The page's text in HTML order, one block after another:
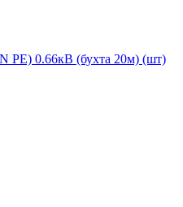
0.66кВ (бухта 20м) (шт)